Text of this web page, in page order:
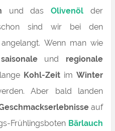
und dasOlivenöl der
sind wir bei den
angelangt. Wenn man wie
saisonaleund regionale
Kohl-Zeit im Winter
Aber bald landen
auf
Frühlingsboten Bärlauch